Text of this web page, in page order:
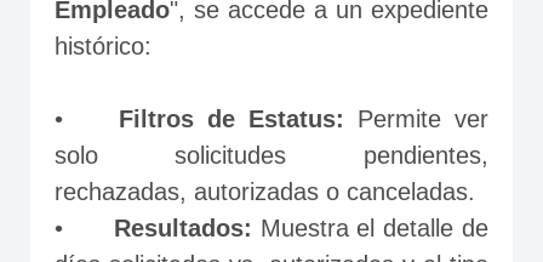
Empleado", se accede a un expediente
histórico:
Filtros de Estatus: Permite ver
solo solicitudes pendientes,
rechazadas, autorizadas o canceladas.
Resultados: Muestra el detalle de